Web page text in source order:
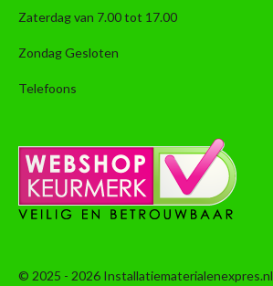
Zaterdag van 7.00 tot 17.00
Zondag Gesloten
Telefoons
© 2025 - 2026 Installatiematerialenexpres.nl